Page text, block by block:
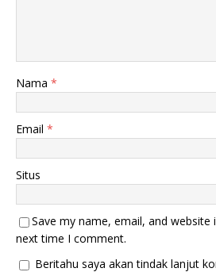
Nama *
Email *
Situs
Save my name, email, and
next time I comment.
Beritahu saya akan tindak lanjut